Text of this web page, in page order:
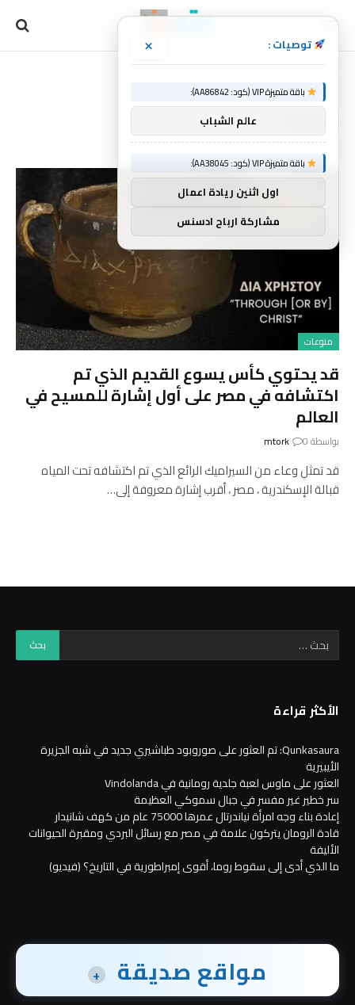
منوعات
قد يحتوي كأس يسوع القديم الذي تم
اكتشافه في مصر على أول إشارة للمسيح في
العالم
بواسطة mtork 0
قد تمثل وعاء من السيراميك الرائع الذي تم اكتشافه تحت المياه
قبالة الإسكندرية ، مصر ، أقرب إشارة معروفة إلى…
الأكثر قراءة
Qunkasaura: تم العثور على صوروبود طباشيري جديد في شبه الجزيرة
الأيبيرية
العثور على ماوس لعبة جلدية رومانية في Vindolanda
سر خطير غير مفسر في جبال سموكي العظيمة
إعادة بناء وجه امرأة نياندرتال عمرها 75000 عام من كهف شانيدار
قادة الرومان يتركون علامة في مصر مع رسائل البردي ومقبرة الحيوانات
الأليفة
ما الذي أدى إلى سقوط روما، أقوى إمبراطورية في التاريخ؟ (فيديو)
مواقع صديقة +
توصيات : ×
باقة متميزة VIP (كود: AA86842):
عالم الشباب
باقة متميزة VIP (كود: AA38045):
اول اثنين ريادة اعمال
مشاركة ارباح ادسنس